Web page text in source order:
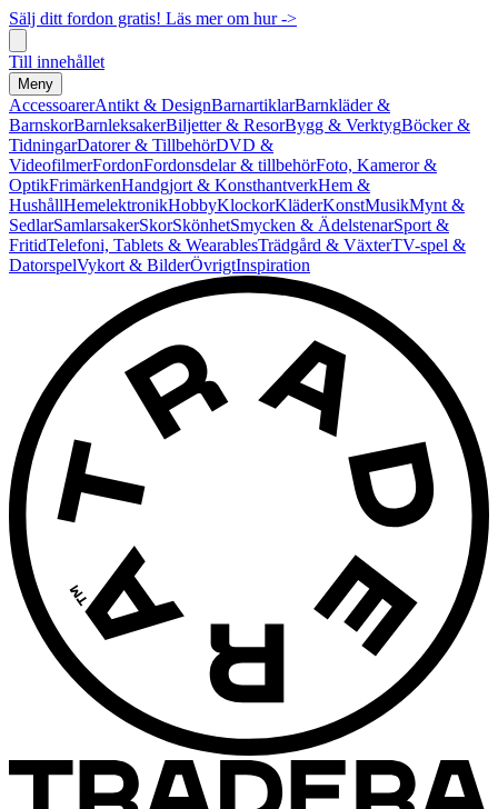
Sälj ditt fordon gratis! Läs mer om hur ->
Till innehållet
Meny
AccessoarerAntikt & DesignBarnartiklarBarnkläder &
BarnskorBarnleksakerBiljetter & ResorBygg & VerktygBöcker &
TidningarDatorer & TillbehörDVD &
VideofilmerFordonFordonsdelar & tillbehörFoto, Kameror &
OptikFrimärkenHandgjort & KonsthantverkHem &
HushållHemelektronikHobbyKlockorKläderKonstMusikMynt &
SedlarSamlarsakerSkorSkönhetSmycken & ÄdelstenarSport &
FritidTelefoni, Tablets & WearablesTrädgård & VäxterTV-spel &
DatorspelVykort & BilderÖvrigtInspiration